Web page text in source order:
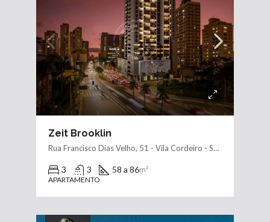
Zeit Brooklin
Rua Francisco Dias Velho, 51 - Vila Cordeiro - São Paulo - SP, 04581-000
3 3 58 a 86m²
APARTAMENTO